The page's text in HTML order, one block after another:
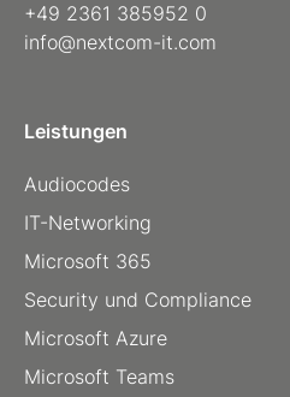
+49 2361 385952 0
info@nextcom-it.com
Leistungen
Audiocodes
IT-Networking
Microsoft 365
Security und Compliance
Microsoft Azure
Microsoft Teams